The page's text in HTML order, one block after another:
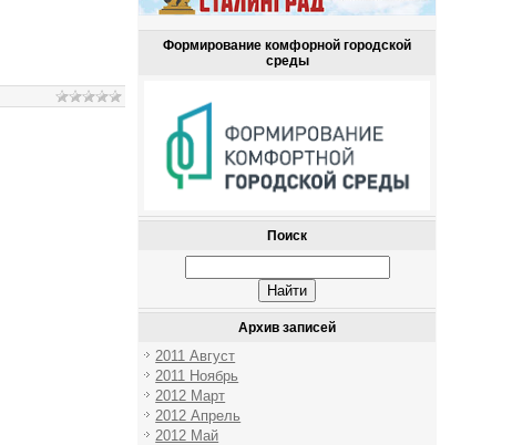
Формирование комфорной городской
среды
Поиск
Архив записей
2011 Август
2011 Ноябрь
2012 Март
2012 Апрель
2012 Май